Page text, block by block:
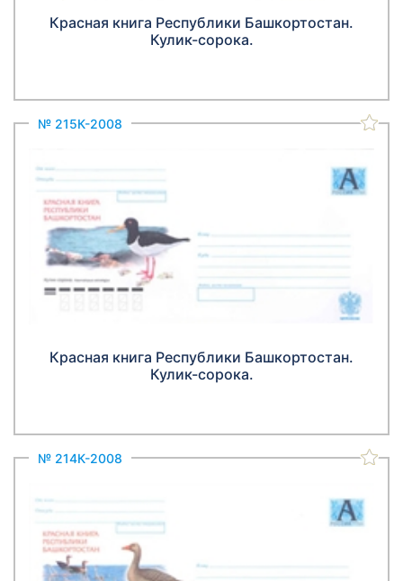
Красная книга Республики Башкортостан.
Кулик-сорока.
№ 215К-2008
Красная книга Республики Башкортостан.
Кулик-сорока.
№ 214К-2008